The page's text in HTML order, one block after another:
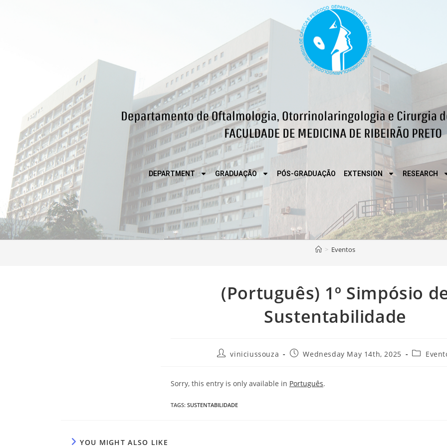
DEPARTMENT GRADUAÇÃO PÓS-GRADUAÇÃO EXTENSION RESEARCH
> Eventos
(Português) 1º Simpósio
Sustentabilidade
viniciussouza Wednesday May 14th, 2025
Sorry, this entry is only available in Português.
TAGS: SUSTENTABILIDADE
YOU MIGHT ALSO LIKE